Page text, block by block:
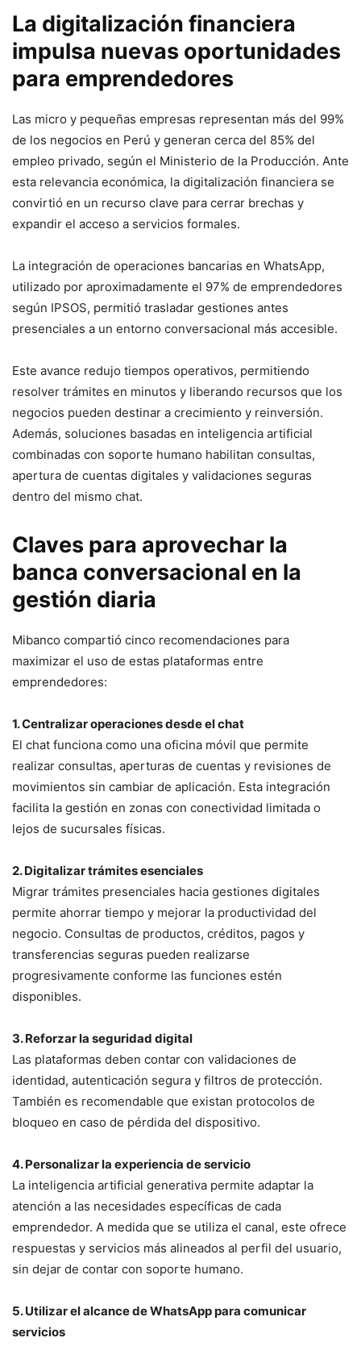
La digitalización financiera
impulsa nuevas oportunidades
para emprendedores
Las micro y pequeñas empresas representan más del 99%
de los negocios en Perú y generan cerca del 85% del
empleo privado, según el Ministerio de la Producción. Ante
esta relevancia económica, la digitalización financiera se
convirtió en un recurso clave para cerrar brechas y
expandir el acceso a servicios formales.
La integración de operaciones bancarias en WhatsApp,
utilizado por aproximadamente el 97% de emprendedores
según IPSOS, permitió trasladar gestiones antes
presenciales a un entorno conversacional más accesible.
Este avance redujo tiempos operativos, permitiendo
resolver trámites en minutos y liberando recursos que los
negocios pueden destinar a crecimiento y reinversión.
Además, soluciones basadas en inteligencia artificial
combinadas con soporte humano habilitan consultas,
apertura de cuentas digitales y validaciones seguras
dentro del mismo chat.
Claves para aprovechar la
banca conversacional en la
gestión diaria
Mibanco compartió cinco recomendaciones para
maximizar el uso de estas plataformas entre
emprendedores:
1. Centralizar operaciones desde el chat
El chat funciona como una oficina móvil que permite
realizar consultas, aperturas de cuentas y revisiones de
movimientos sin cambiar de aplicación. Esta integración
facilita la gestión en zonas con conectividad limitada o
lejos de sucursales físicas.
2. Digitalizar trámites esenciales
Migrar trámites presenciales hacia gestiones digitales
permite ahorrar tiempo y mejorar la productividad del
negocio. Consultas de productos, créditos, pagos y
transferencias seguras pueden realizarse
progresivamente conforme las funciones estén
disponibles.
3. Reforzar la seguridad digital
Las plataformas deben contar con validaciones de
identidad, autenticación segura y filtros de protección.
También es recomendable que existan protocolos de
bloqueo en caso de pérdida del dispositivo.
4. Personalizar la experiencia de servicio
La inteligencia artificial generativa permite adaptar la
atención a las necesidades específicas de cada
emprendedor. A medida que se utiliza el canal, este ofrece
respuestas y servicios más alineados al perfil del usuario,
sin dejar de contar con soporte humano.
5. Utilizar el alcance de WhatsApp para comunicar
servicios